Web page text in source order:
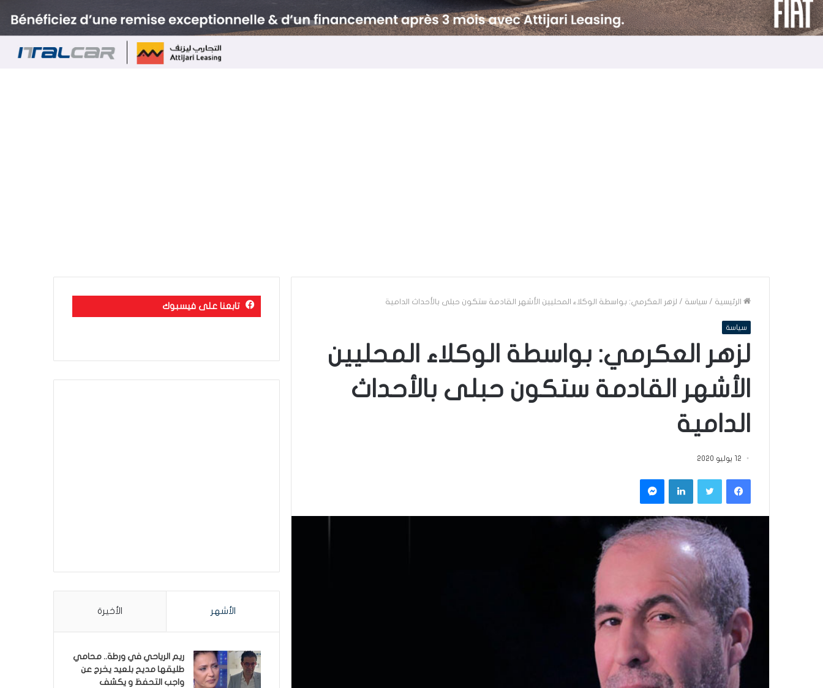
الرئيسية / سياسة / لزهر العكرمي: بواسطة الوكلاء المحليين الأشهر القادمة ستكون حبلى بالأحداث الدامية
سياسة
لزهر العكرمي: بواسطة الوكلاء المحليين
الأشهر القادمة ستكون حبلى بالأحداث
الدامية
12 يوليو 2020
فيسبوكتويتر لينكدإن ماسنجر
تابعنا على فيسبوك
الأشهر الأخيرة
ريم الرياحي في ورطة.. محامي
طليقها مديح بلعيد يخرج عن
واجب التحفظ و يكشف